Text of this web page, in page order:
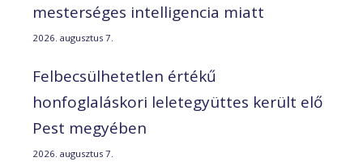
mesterséges intelligencia miatt
2026. augusztus 7.
Felbecsülhetetlen értékű
honfoglaláskori leletegyüttes került elő
Pest megyében
2026. augusztus 7.